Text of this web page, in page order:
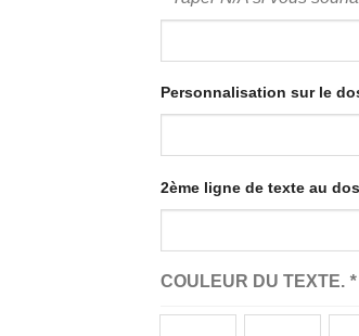
Personnalisation sur le
2ème ligne de texte au
COULEUR DU TEXTE. *